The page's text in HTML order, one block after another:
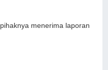
menerima laporan